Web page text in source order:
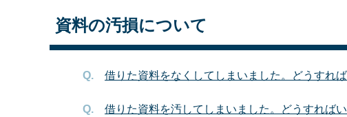
資料の汚損について
借りた資料をなくしてしまいました。どうすれば
借りた資料を汚してしまいました。どうすればい